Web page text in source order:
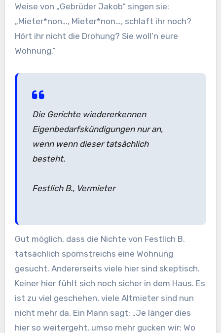
Weise von „Gebrüder Jakob“ singen sie:
„Mieter*non…, Mieter*non…, schlaft ihr noch?
Hört ihr nicht die Drohung? Sie woll’n eure
Wohnung.“
Die Gerichte wiedererkennen
Eigenbedarfskündigungen nur an,
wenn wenn dieser tatsächlich
besteht.
Festlich B., Vermieter
Gut möglich, dass die Nichte von Festlich B.
tatsächlich spornstreichs eine Wohnung
gesucht. Andererseits viele hier sind skeptisch.
Keiner hier fühlt sich noch sicher in dem Haus. Es
ist zu viel geschehen, viele Altmieter sind nun
nicht mehr da. Ein Mann sagt: „Je länger dies
hier so weitergeht, umso mehr gucken wir: Wo